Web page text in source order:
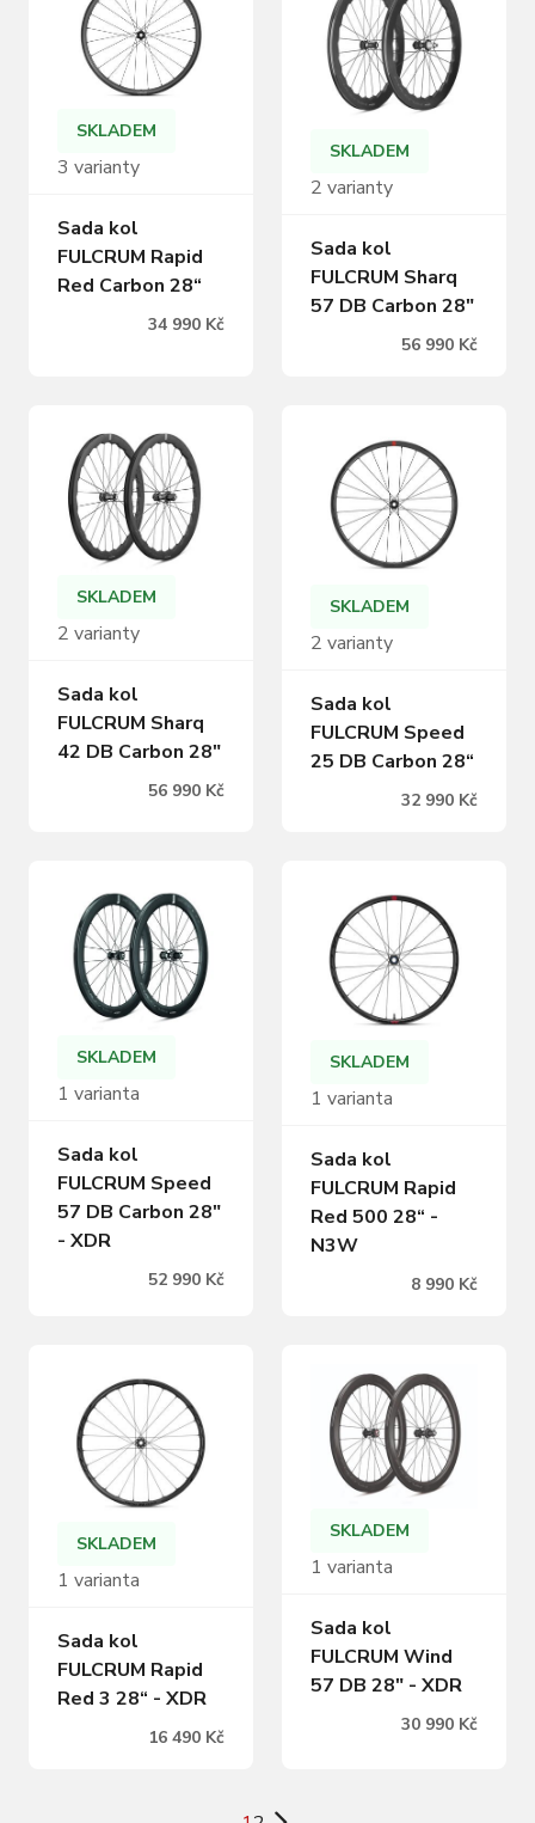
SKLADEM
3 varianty
Sada kol
FULCRUM Rapid
Red Carbon 28“
34 990 Kč
SKLADEM
2 varianty
Sada kol
FULCRUM Sharq
57 DB Carbon 28"
56 990 Kč
SKLADEM
2 varianty
Sada kol
FULCRUM Sharq
42 DB Carbon 28"
56 990 Kč
SKLADEM
2 varianty
Sada kol
FULCRUM Speed
25 DB Carbon 28“
32 990 Kč
SKLADEM
1 varianta
Sada kol
FULCRUM Speed
57 DB Carbon 28"
- XDR
52 990 Kč
SKLADEM
1 varianta
Sada kol
FULCRUM Rapid
Red 500 28“ -
N3W
8 990 Kč
SKLADEM
1 varianta
Sada kol
FULCRUM Rapid
Red 3 28“ - XDR
16 490 Kč
SKLADEM
1 varianta
Sada kol
FULCRUM Wind
57 DB 28" - XDR
30 990 Kč